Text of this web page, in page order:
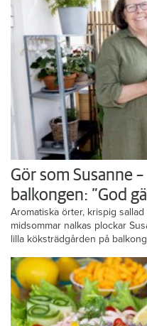
Gör som Susanne
balkongen: ”God
Aromatiska örter, krispig
midsommar nalkas plockar
lilla köksträdgården på